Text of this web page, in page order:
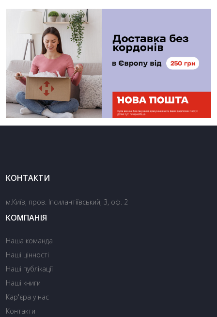
КОНТАКТИ
м.Київ, пров. Іпсилантіївський, 3, оф. 2
КОМПАНІЯ
Наша команда
Наші цінності
Наші публікації
Наші книги
Кар'єра у нас
Контакти